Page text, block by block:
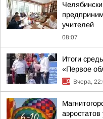
учителей
08:07
Итоги
«Первое
Вчера,
аэростатов